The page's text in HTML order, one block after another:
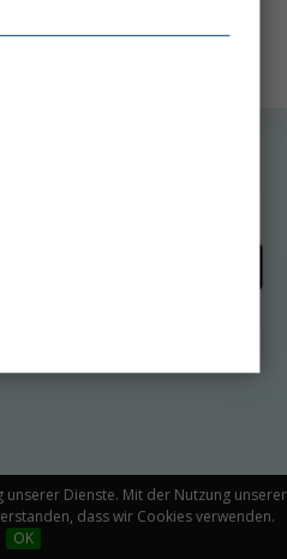
Dienste. Mit der Nutzung unserer
dass wir Cookies verwenden.
OK